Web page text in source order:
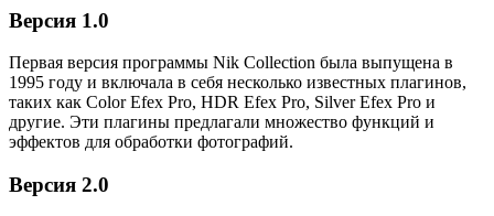
Версия 1.0
Первая версия программы Nik Collection была выпущена в
1995 году и включала в себя несколько известных плагинов,
таких как Color Efex Pro, HDR Efex Pro, Silver Efex Pro и
другие. Эти плагины предлагали множество функций и
эффектов для обработки фотографий.
Версия 2.0